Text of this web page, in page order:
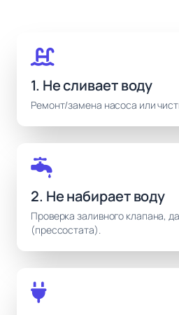
1. Не сливает воду
Ремонт/замена насоса или
2. Не набирает воду
Проверка заливного клапана,
(прессостата).